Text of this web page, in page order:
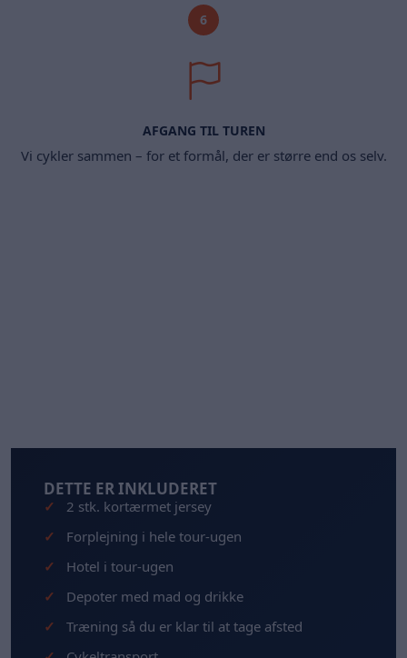
6
AFGANG TIL TUREN
Vi cykler sammen – for et formål, der er større end os selv.
DETTE ER INKLUDERET
2 stk. kortærmet jersey
Forplejning i hele tour-ugen
Hotel i tour-ugen
Depoter med mad og drikke
Træning så du er klar til at tage afsted